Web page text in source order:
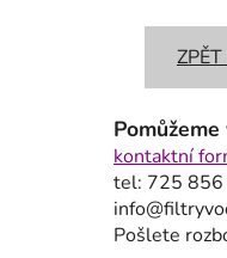
Pomůžeme
kontaktní
tel: 725
Pošlete